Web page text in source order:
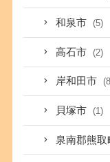
和泉市 (5)
高石市 (2)
岸和田市
貝塚市 (1)
泉南郡熊取